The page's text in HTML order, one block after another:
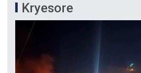
Kryesore